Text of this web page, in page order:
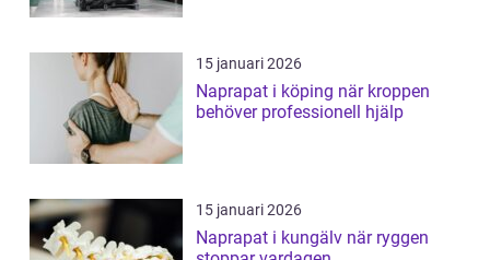
15 januari 2026
Naprapat i köping när kroppen
behöver professionell hjälp
15 januari 2026
Naprapat i kungälv när ryggen